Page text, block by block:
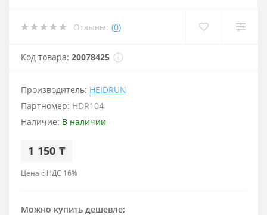
Отзывы: (0)
Код товара: 20078425
Производитель: HEIDRUN
Партномер: HDR104
Наличие: В наличии
1 150 ₸
Цена с НДС 16%
Можно купить дешевле: